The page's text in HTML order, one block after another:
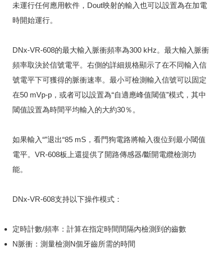
未運行任何應用軟件，Dout映射的輸入也可以設置為在加電
時開始運行。
DNx-VR-608的最大輸入脈衝頻率為300 kHz。 最大輸入脈衝
頻率取決於信號電平。 右側的詳細規格顯示了在不同輸入信
號電平下可獲得的脈衝速率。 最小可檢測輸入信號可以固定
在50 mVp-p，或者可以設置為“自適應峰值閾值”模式，其中
閾值設置為時間平均輸入的大約30％。
如果輸入“”退出“85 mS，看門狗電路將輸入復位到最小閾值
電平。 VR-608板上還提供了開路傳感器/斷開電纜檢測功
能。
DNx-VR-608支持以下操作模式：
定時計數/頻率：計算在指定時間間隔內檢測到的齒數
N脈衝：測量檢測N個牙齒所需的時間